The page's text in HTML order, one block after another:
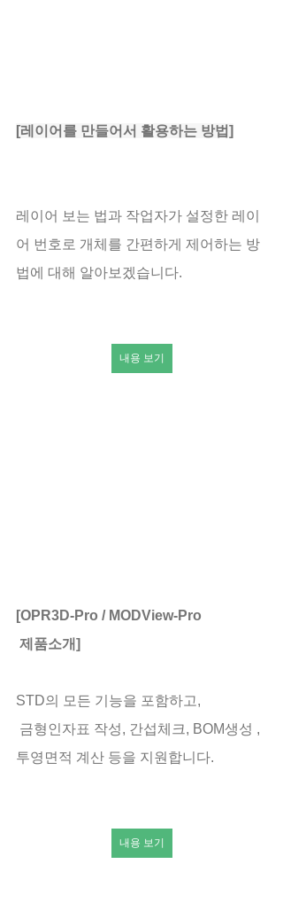
[레이어를 만들어서 활용하는 방법]
레이어 보는 법과 작업자가 설정한 레이
어 번호로 개체를 간편하게 제어하는 방
법에 대해 알아보겠습니다.
내용 보기
[OPR3D-Pro / MODView-Pro
제품소개]
STD의 모든 기능을 포함하고,
투영면적 계산 등을 지원합니다.
내용 보기